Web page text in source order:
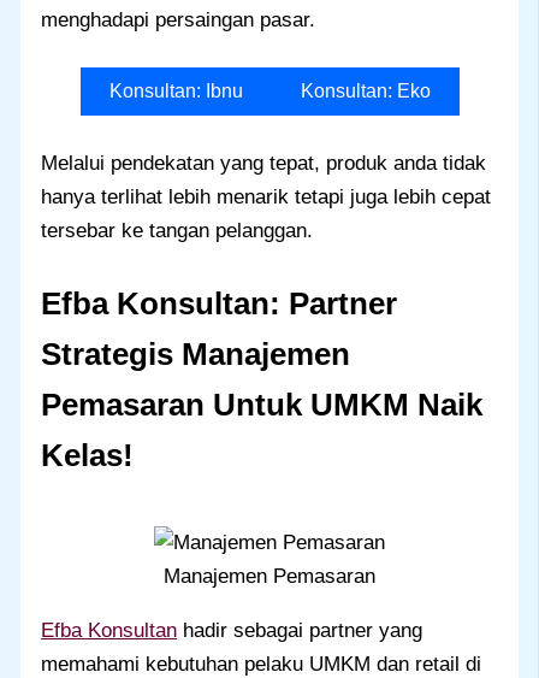
menghadapi persaingan pasar.
Konsultan: Ibnu Konsultan: Eko
Melalui pendekatan yang tepat, produk anda tidak
hanya terlihat lebih menarik tetapi juga lebih cepat
tersebar ke tangan pelanggan.
Efba Konsultan: Partner
Strategis Manajemen
Pemasaran Untuk UMKM Naik
Kelas!
Manajemen Pemasaran
Efba Konsultan hadir sebagai partner yang
memahami kebutuhan pelaku UMKM dan retail di